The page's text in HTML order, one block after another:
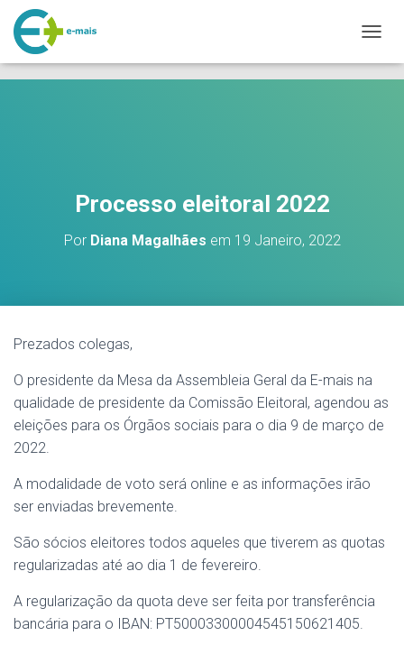
L
T
makeporngreatagain.pro
www.yeahporn.top
a seductive occasion.
fuck.
Processo eleitoral 2022
Por Diana Magalhães em 19 Janeiro, 2022
Prezados colegas,
O presidente da Mesa da Assembleia Geral da E-mais na
qualidade de presidente da Comissão Eleitoral, agendou as
eleições para os Órgãos sociais para o dia 9 de março de
2022.
A modalidade de voto será online e as informações irão
ser enviadas brevemente.
São sócios eleitores todos aqueles que tiverem as quotas
regularizadas até ao dia 1 de fevereiro.
A regularização da quota deve ser feita por transferência
bancária para o IBAN: PT50003300004545150621405.